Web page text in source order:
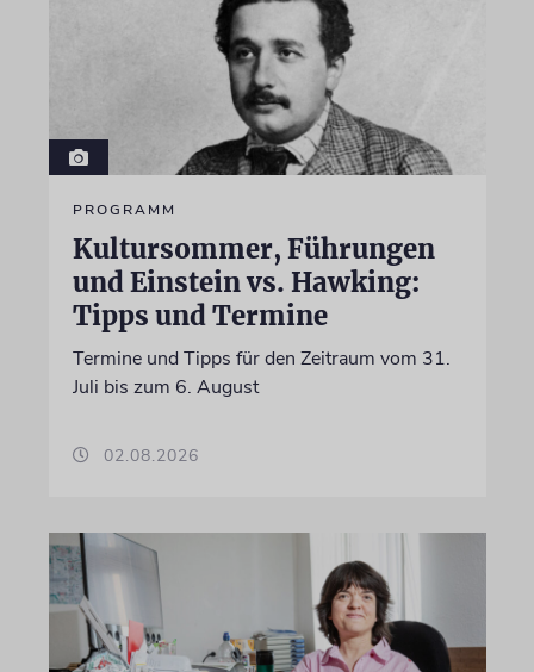
PROGRAMM
Kultursommer, Führungen
und Einstein vs. Hawking:
Tipps und Termine
Termine und Tipps für den Zeitraum vom 31.
Juli bis zum 6. August
02.08.2026